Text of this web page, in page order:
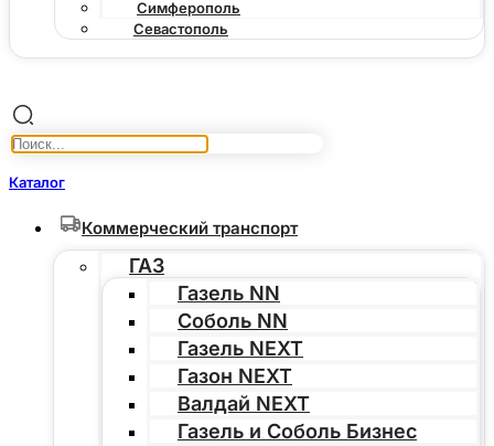
Симферополь
Севастополь
Каталог
Коммерческий транспорт
ГАЗ
Газель NN
Соболь NN
Газель NEXT
Газон NEXT
Валдай NEXT
Газель и Соболь Бизнес